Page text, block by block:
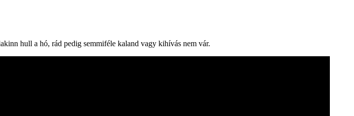
hull a hó, rád pedig semmiféle kaland vagy kihívás nem vár.